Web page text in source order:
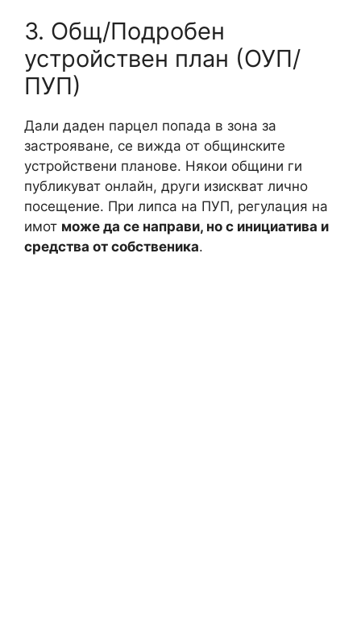
3. Общ/Подробен
устройствен план (ОУП/
ПУП)
Дали даден парцел попада в зона за
застрояване, се вижда от общинските
устройствени планове. Някои общини ги
публикуват онлайн, други изискват лично
посещение. При липса на ПУП, регулация на
имот може да се направи, но с инициатива и
средства от собственика.